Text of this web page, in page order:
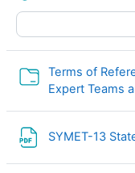
Terms of
Expert Teams
SYMET-13